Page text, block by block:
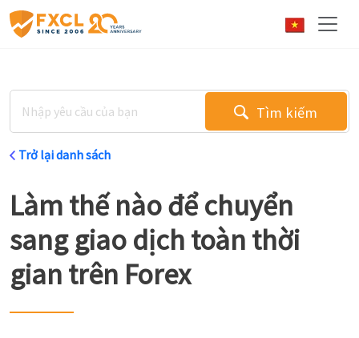
Tìm kiếm
Trở lại danh sách
Làm thế nào để chuyển
sang giao dịch toàn thời
gian trên Forex